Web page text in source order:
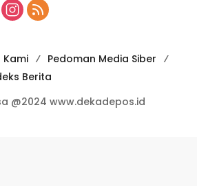
Kami
Pedoman Media Siber
Berita
@2024 www.dekadepos.id